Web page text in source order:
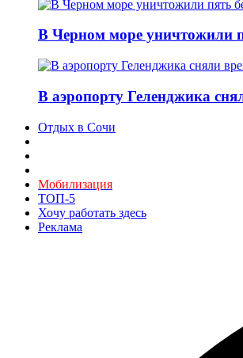
В Черном море уничтожили
В аэропорту Геленджика
Отдых в Сочи
Мобилизация
ТОП-5
Хочу работать здесь
Реклама